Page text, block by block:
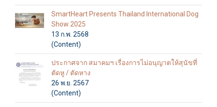
SmartHeart Presents Thailand International Dog
Show 2025
13 ก.พ. 2568
(Content)
ประกาศจาก สมาคมฯ เรื่องการไม่อนุญาตให้สุนัขที่
ตัดหู / ตัดหาง
26 พ.ย. 2567
(Content)